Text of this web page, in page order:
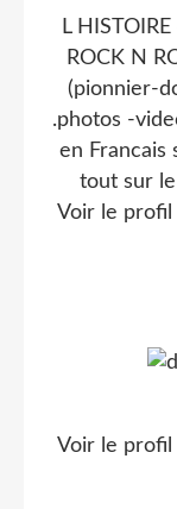
L
ROCK N
(pionnier-
.photos -
en Francais
tout sur
Voir le profil
Voir le profil